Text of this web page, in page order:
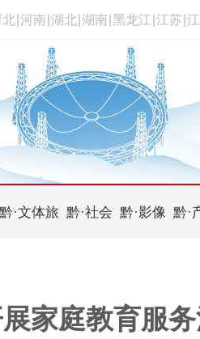
北 河南 湖北 湖南 黑龙江 江苏
黔·文体旅 黔·社会 黔·影像 黔·
家庭教育服